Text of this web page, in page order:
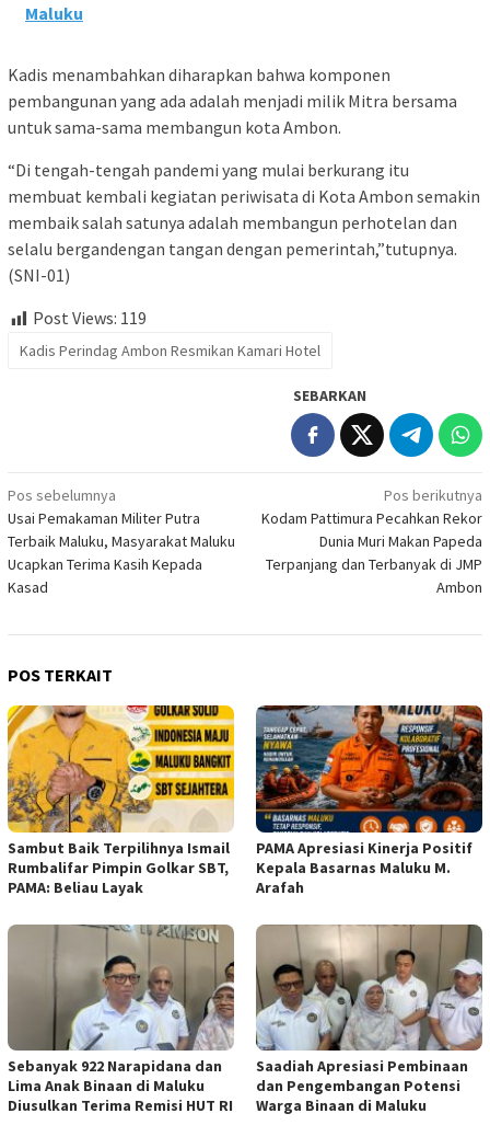
Maluku
Kadis menambahkan diharapkan bahwa komponen
pembangunan yang ada adalah menjadi milik Mitra bersama
untuk sama-sama membangun kota Ambon.
“Di tengah-tengah pandemi yang mulai berkurang itu
membuat kembali kegiatan periwisata di Kota Ambon semakin
membaik salah satunya adalah membangun perhotelan dan
selalu bergandengan tangan dengan pemerintah,”tutupnya.
(SNI-01)
Post Views: 119
Kadis Perindag Ambon Resmikan Kamari Hotel
SEBARKAN
Navigasi
pos
Pos sebelumnya
Usai Pemakaman Militer Putra
Terbaik Maluku, Masyarakat Maluku
Ucapkan Terima Kasih Kepada
Kasad
Pos berikutnya
Kodam Pattimura Pecahkan Rekor
Dunia Muri Makan Papeda
Terpanjang dan Terbanyak di JMP
Ambon
POS TERKAIT
Sambut Baik Terpilihnya Ismail
Rumbalifar Pimpin Golkar SBT,
PAMA: Beliau Layak
PAMA Apresiasi Kinerja Positif
Kepala Basarnas Maluku M.
Arafah
Sebanyak 922 Narapidana dan
Lima Anak Binaan di Maluku
Diusulkan Terima Remisi HUT RI
Saadiah Apresiasi Pembinaan
dan Pengembangan Potensi
Warga Binaan di Maluku